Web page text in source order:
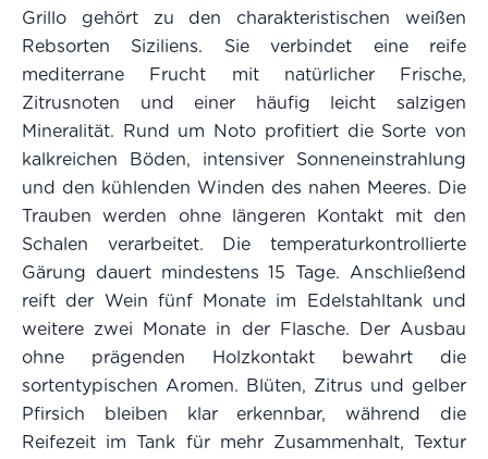
Grillo gehört zu den charakteristischen weißen
Rebsorten Siziliens. Sie verbindet eine reife
mediterrane Frucht mit natürlicher Frische,
Zitrusnoten und einer häufig leicht salzigen
Mineralität. Rund um Noto profitiert die Sorte von
kalkreichen Böden, intensiver Sonneneinstrahlung
und den kühlenden Winden des nahen Meeres. Die
Trauben werden ohne längeren Kontakt mit den
Schalen verarbeitet. Die temperaturkontrollierte
Gärung dauert mindestens 15 Tage. Anschließend
reift der Wein fünf Monate im Edelstahltank und
weitere zwei Monate in der Flasche. Der Ausbau
ohne prägenden Holzkontakt bewahrt die
sortentypischen Aromen. Blüten, Zitrus und gelber
Pfirsich bleiben klar erkennbar, während die
Reifezeit im Tank für mehr Zusammenhalt, Textur